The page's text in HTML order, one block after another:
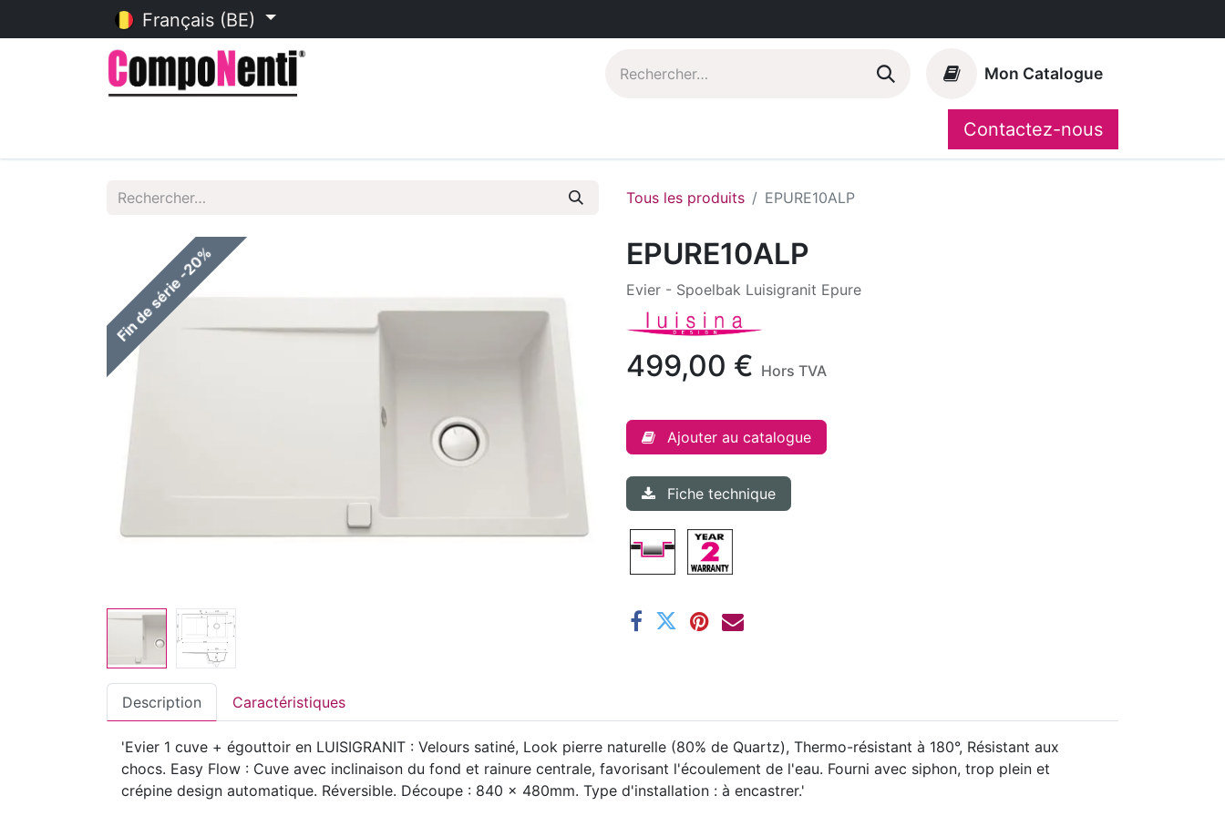
Français (BE)
Mon Catalogue
CompoShop
Contactez-nous
Tous les produits EPURE10ALP
Fin de série -20% EPURE10ALP
Evier - Spoelbak Luisigranit Epure
499,00 € Hors TVA
Ajouter au catalogue
Fiche technique
Description Caractéristiques
'Evier 1 cuve + égouttoir en LUISIGRANIT : Velours satiné, Look pierre naturelle (80% de Quartz), Thermo-résistant à 180°, Résistant aux
chocs. Easy Flow : Cuve avec inclinaison du fond et rainure centrale, favorisant l'écoulement de l'eau. Fourni avec siphon, trop plein et
crépine design automatique. Réversible. Découpe : 840 x 480mm. Type d'installation : à encastrer.'